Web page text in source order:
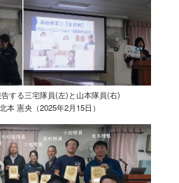
する三宅隊員(左)と山本隊員(右)
本 憲央（2025年2月15日）